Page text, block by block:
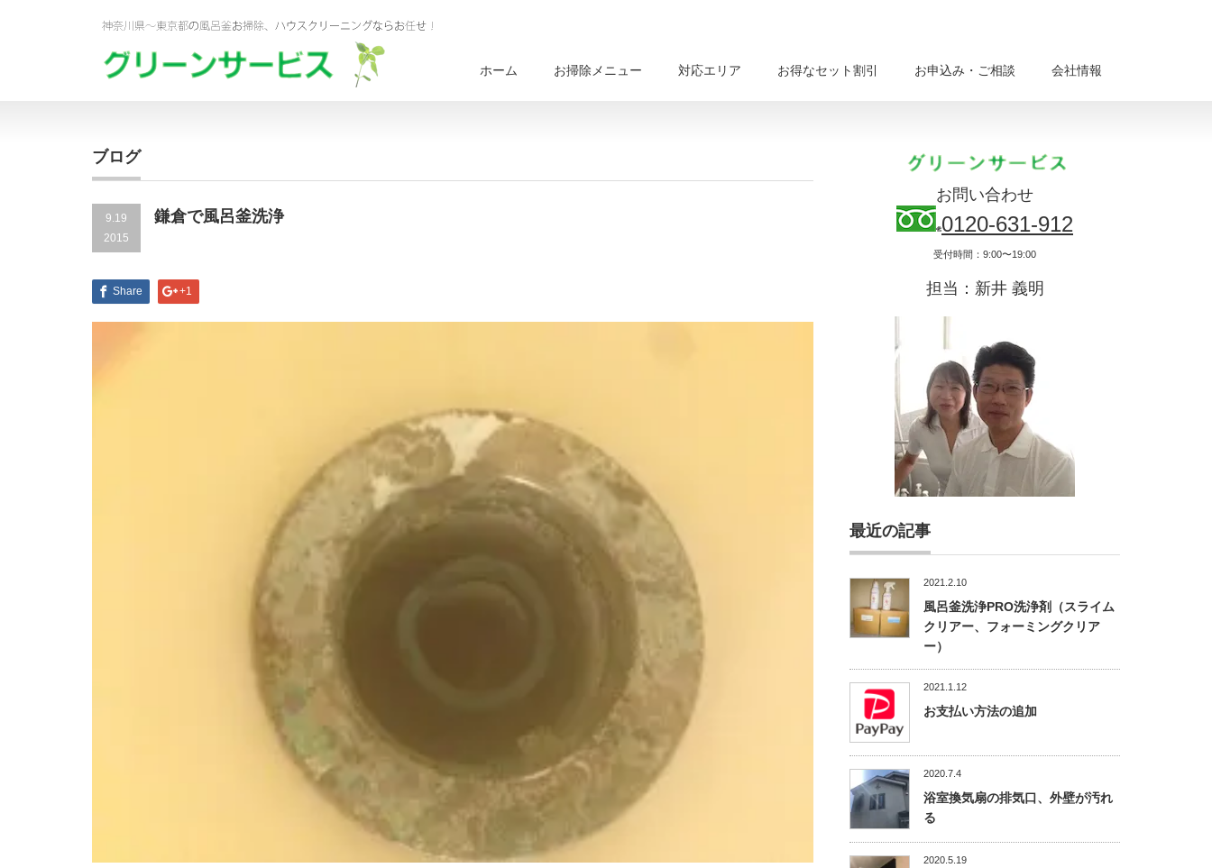
ホーム お掃除メニュー 対応エリア お得なセット割引 お申込み・ご相談 会社情報
ブログ
9.19
2015
鎌倉で風呂釜洗浄
Share +1
お問い合わせ
0120-631-912
受付時間：9:00〜19:00
担当：新井 義明
最近の記事
2021.2.10
風呂釜洗浄PRO洗浄剤（スライム
クリアー、フォーミングクリア
ー）
2021.1.12
お支払い方法の追加
2020.7.4
浴室換気扇の排気口、外壁が汚れ
る
2020.5.19